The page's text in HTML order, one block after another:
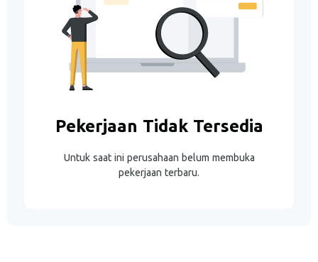
Pekerjaan Tidak Tersedia
Untuk saat ini perusahaan belum membuka
pekerjaan terbaru.